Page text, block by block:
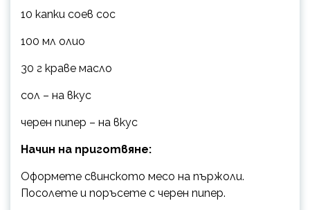
10 капки соев сос
100 мл олио
30 г краве масло
сол – на вкус
черен пипер – на вкус
Начин на приготвяне:
Оформете свинското месо на пържоли.
Посолете и поръсете с черен пипер.